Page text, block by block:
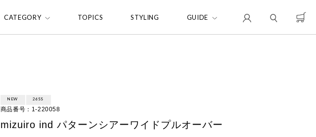
CATEGORY TOPICS STYLING GUIDE
NEW 26SS
商品番号 1-220058
mizuiro ind パターンシアーワイドプルオーバー